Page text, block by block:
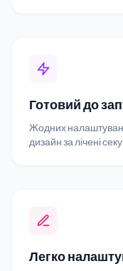
Готовий до
Жодних
дизайн за лічені
Легко